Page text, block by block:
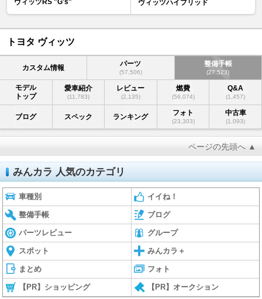
ヴィッツRS "G's" ヴィッツハイブリッド
トヨタ ヴィッツ
カスタム情報 パーツ
(57,506)
整備手帳
(27,523)
モデル
トップ
愛車紹介
(11,783)
レビュー
(2,135)
燃費
(56,074)
Q&A
(1,457)
ブログ スペック ランキング フォト
(23,303)
中古車
(1,093)
ページの先頭へ ▲
みんカラ 人気のカテゴリ
車種別 イイね！
整備手帳 ブログ
パーツレビュー グループ
スポット みんカラ＋
まとめ フォト
【PR】ショッピング 【PR】オークション